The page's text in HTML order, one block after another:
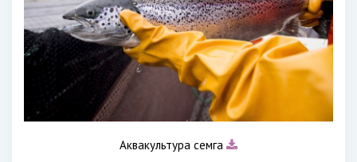
Аквакультура семга